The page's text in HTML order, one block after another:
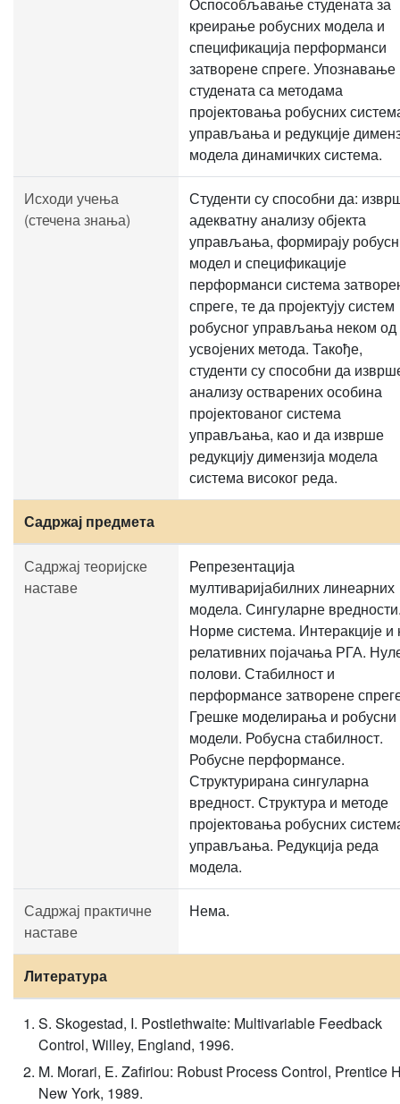
креирање робусних модела и
спецификација перформанси
затворене спреге. Упознавање
студената са методама
пројектовања робусних
управљања и редукције
модела динамичких система.
Исходи учења
(стечена знања)
Студенти су способни да:
адекватну анализу објекта
управљања, формирају
модел и спецификације
перформанси система
спреге, те да пројектују систем
робусног управљања неком од
усвојених метода. Такође,
студенти су способни да
анализу остварених особина
пројектованог система
управљања, као и да изврше
редукцију димензија модела
система високог реда.
Садржај предмета
Садржај теоријске
наставе
Репрезентација
мултиваријабилних линеарних
модела. Сингуларне
Норме система. Интеракције и
релативних појачања РГА.
полови. Стабилност и
перформансе затворене
Грешке моделирања и робусни
модели. Робусна стабилност.
Робусне перформансе.
Структурирана сингуларна
вредност. Структура и методе
пројектовања робусних
управљања. Редукција реда
модела.
Садржај практичне
наставе
Нема.
Литература
S. Skogestad, I. Postlethwaite: Multivariable Feedback
Control, Willey, England, 1996.
M. Morari, E. Zafiriou: Robust Process Control, Prentice
New York, 1989.